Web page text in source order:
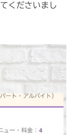
くださいまし